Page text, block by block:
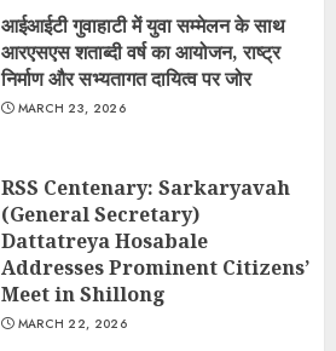
आईआईटी गुवाहाटी में युवा सम्मेलन के साथ
आरएसएस शताब्दी वर्ष का आयोजन, राष्ट्र
निर्माण और सभ्यतागत दायित्व पर जोर
MARCH 23, 2026
RSS Centenary: Sarkaryavah
(General Secretary)
Dattatreya Hosabale
Addresses Prominent Citizens’
Meet in Shillong
MARCH 22, 2026